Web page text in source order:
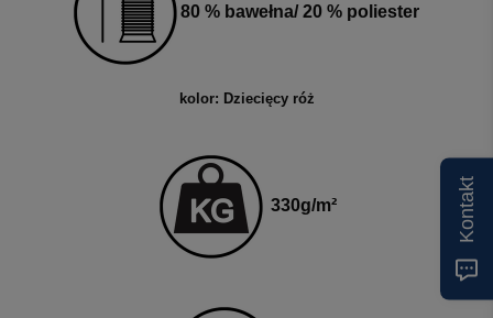
80 % bawełna/ 20 % poliester
kolor: Dziecięcy róż
330g/m² Kontakt